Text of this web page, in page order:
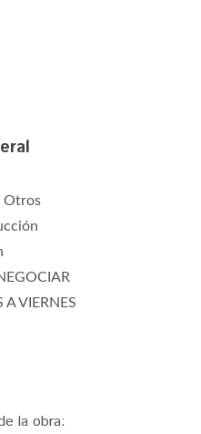
Otros
A VIERNES
la obra: